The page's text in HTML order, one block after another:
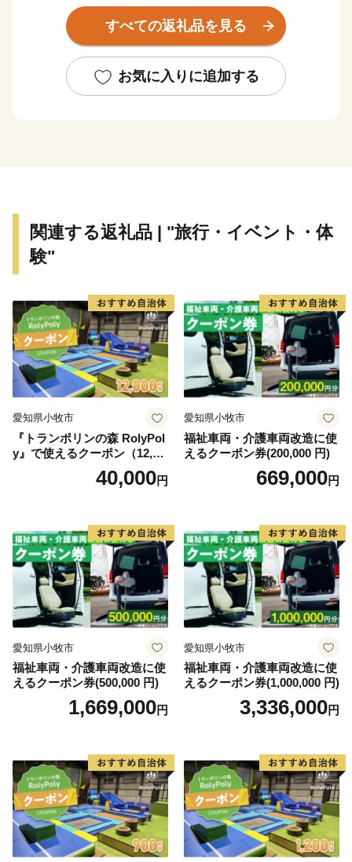
・特典の送付は浦添市外在住の方に限らせていただきま
すべての返礼品を見る
お気に入りに追加する
関連する返礼品 | "旅行・イベント・体
験"
愛知県小牧市
『トランポリンの森 RolyPol
y』で使えるクーポン（12,00
40,000円
愛知県小牧市
福祉車両・介護車両改造に使
えるクーポン券(200,000 円)
669,000円
愛知県小牧市
福祉車両・介護車両改造に使
えるクーポン券(500,000 円)
1,669,000円
愛知県小牧市
福祉車両・介護車両改造に使
えるクーポン券(1,000,000 円)
3,336,000円